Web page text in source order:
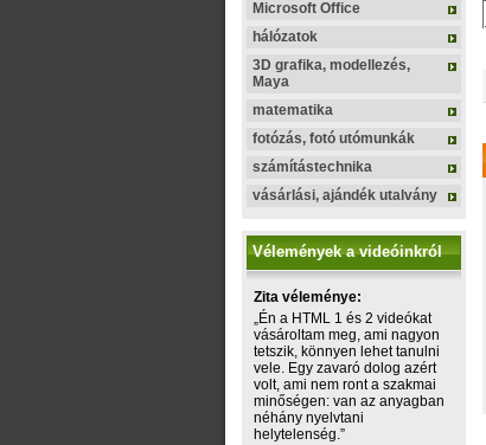
Microsoft Office
hálózatok
3D grafika, modellezés,
Maya
matematika
fotózás, fotó utómunkák
számítástechnika
vásárlási, ajándék utalvány
Vélemények a videóinkról
Zita véleménye:
„Én a HTML 1 és 2 videókat
vásároltam meg, ami nagyon
tetszik, könnyen lehet tanulni
vele. Egy zavaró dolog azért
volt, ami nem ront a szakmai
minőségen: van az anyagban
néhány nyelvtani
helytelenség.”